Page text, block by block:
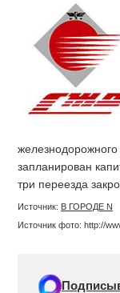
запланирован
три переезда
Источник: В ГОРОДЕ N
Источник фото: http://